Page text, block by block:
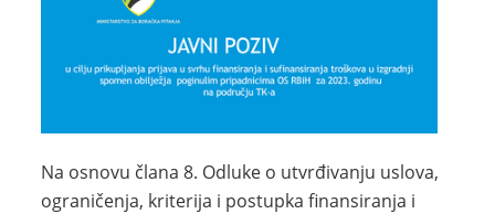
Na osnovu člana 8. Odluke o utvrđivanju uslova,
ograničenja, kriterija i postupka finansiranja i